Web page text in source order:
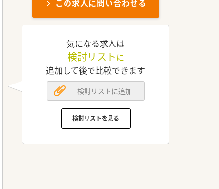
この求人に問い合わせる
気になる求人は
検討リスト に
追加して後で比較できます
検討リストに追加
検討リストを見る